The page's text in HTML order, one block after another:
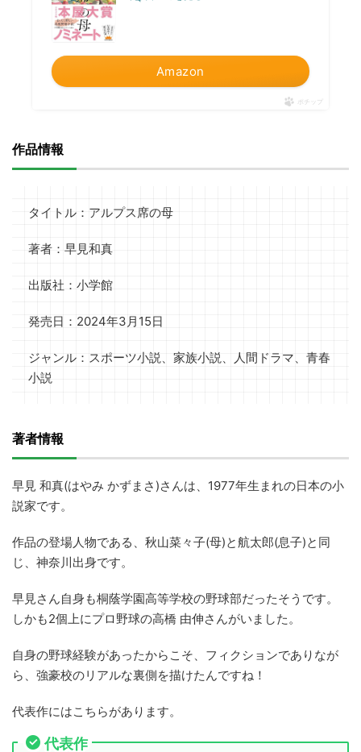
Amazon
ポチップ
作品情報
タイトル：アルプス席の母
著者：早見和真
出版社：小学館
発売日：2024年3月15日
ジャンル：スポーツ小説、家族小説、人間ドラマ、青春
小説
著者情報
早見 和真(はやみ かずまさ)さんは、1977年生まれの日本の小
説家です。
作品の登場人物である、秋山菜々子(母)と航太郎(息子)と同
じ、神奈川出身です。
早見さん自身も桐蔭学園高等学校の野球部だったそうです。
しかも2個上にプロ野球の高橋 由伸さんがいました。
自身の野球経験があったからこそ、フィクションでありなが
ら、強豪校のリアルな裏側を描けたんですね！
代表作にはこちらがあります。
代表作